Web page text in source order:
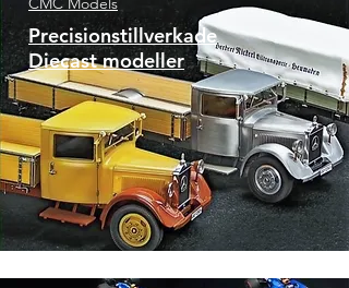
Precisionstillverkade
Diecast modeller